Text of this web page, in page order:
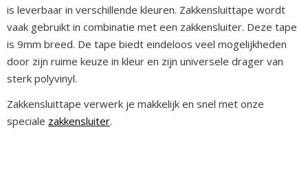
is leverbaar in verschillende kleuren. Zakkensluittape wordt
vaak gebruikt in combinatie met een zakkensluiter. Deze tape
is 9mm breed. De tape biedt eindeloos veel mogelijkheden
door zijn ruime keuze in kleur en zijn universele drager van
sterk polyvinyl.
Zakkensluittape verwerk je makkelijk en snel met onze
speciale zakkensluiter.